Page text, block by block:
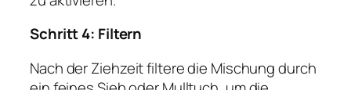
Schritt 4: Filtern
Nach der Ziehzeit filtere die Mischung durch